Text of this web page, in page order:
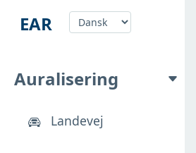
EAR
Auralisering
Landevej